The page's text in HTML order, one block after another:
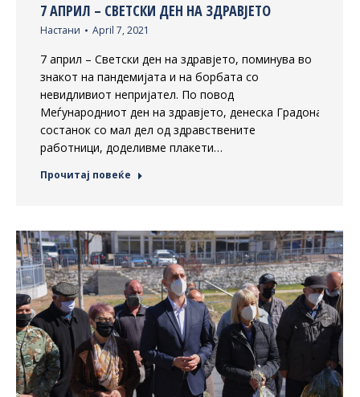
7 АПРИЛ – СВЕТСКИ ДЕН НА ЗДРАВЈЕТО
Настани April 7, 2021
7 април – Светски ден на здравјето, поминува во
знакот на пандемијата и на борбата со
невидливиот непријател. По повод
Меѓународниот ден на здравјето, денеска
состанок со мал дел од здравствените
работници, доделивме плакети…
Прочитај повеќе